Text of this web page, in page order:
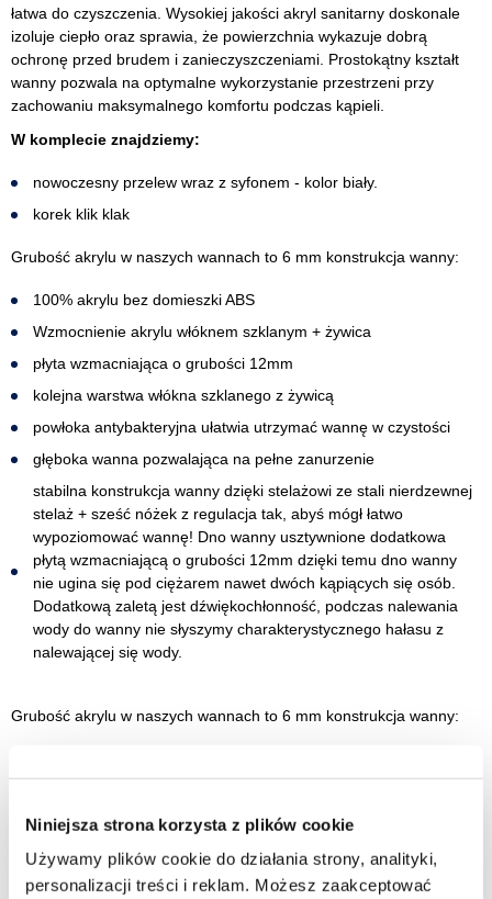
Niniejsza strona korzysta z plików cookie
Używamy plików cookie do działania strony, analityki,
personalizacji treści i reklam. Możesz zaakceptować
łatwa do czyszczenia. Wysokiej jakości akryl sanitarny doskonale
izoluje ciepło oraz sprawia, że powierzchnia wykazuje dobrą
ochronę przed brudem i zanieczyszczeniami. Prostokątny kształt
wanny pozwala na optymalne wykorzystanie przestrzeni przy
zachowaniu maksymalnego komfortu podczas kąpieli.
W komplecie znajdziemy:
nowoczesny przelew wraz z syfonem - kolor biały.
korek klik klak
Grubość akrylu w naszych wannach to 6 mm konstrukcja wanny:
100% akrylu bez domieszki ABS
Wzmocnienie akrylu włóknem szklanym + żywica
płyta wzmacniająca o grubości 12mm
kolejna warstwa włókna szklanego z żywicą
powłoka antybakteryjna ułatwia utrzymać wannę w czystości
głęboka wanna pozwalająca na pełne zanurzenie
stabilna konstrukcja wanny dzięki stelażowi ze stali nierdzewnej
stelaż + sześć nóżek z regulacja tak, abyś mógł łatwo
wypoziomować wannę! Dno wanny usztywnione dodatkowa
płytą wzmacniającą o grubości 12mm dzięki temu dno wanny
nie ugina się pod ciężarem nawet dwóch kąpiących się osób.
Dodatkową zaletą jest dźwiękochłonność, podczas nalewania
wody do wanny nie słyszymy charakterystycznego hałasu z
nalewającej się wody.
Grubość akrylu w naszych wannach to 6 mm konstrukcja wanny:
problemu utrzymać ciężar nawet do 600 kg.
Wanna akrylowa nie absorbuje temperatury otoczenia, przez co
zawsze jest przyjemna i ciepła przy zetknięciu z ciałem.